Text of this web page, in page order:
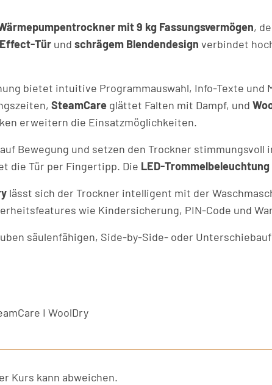
mit 9 kg Fassungsvermögen,
Tür und schrägem Blendendesign verbindet
bietet intuitive Programmauswahl, Info-Texte und
SteamCare glättet Falten mit Dampf, und
erweitern die Einsatzmöglichkeiten.
Bewegung und setzen den Trockner stimmungsvoll
die Tür per Fingertipp. Die LED-Trommelbeleuchtung
lässt sich der Trockner intelligent mit der
wie Kindersicherung, PIN-Code und
säulenfähigen, Side-by-Side- oder
I WoolDry
Kurs kann abweichen.